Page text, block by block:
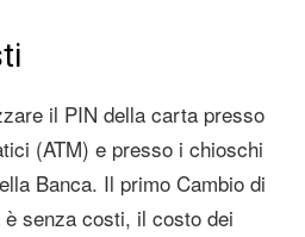
il PIN della carta presso
(ATM) e presso i chioschi
Banca. Il primo Cambio di
senza costi, il costo dei